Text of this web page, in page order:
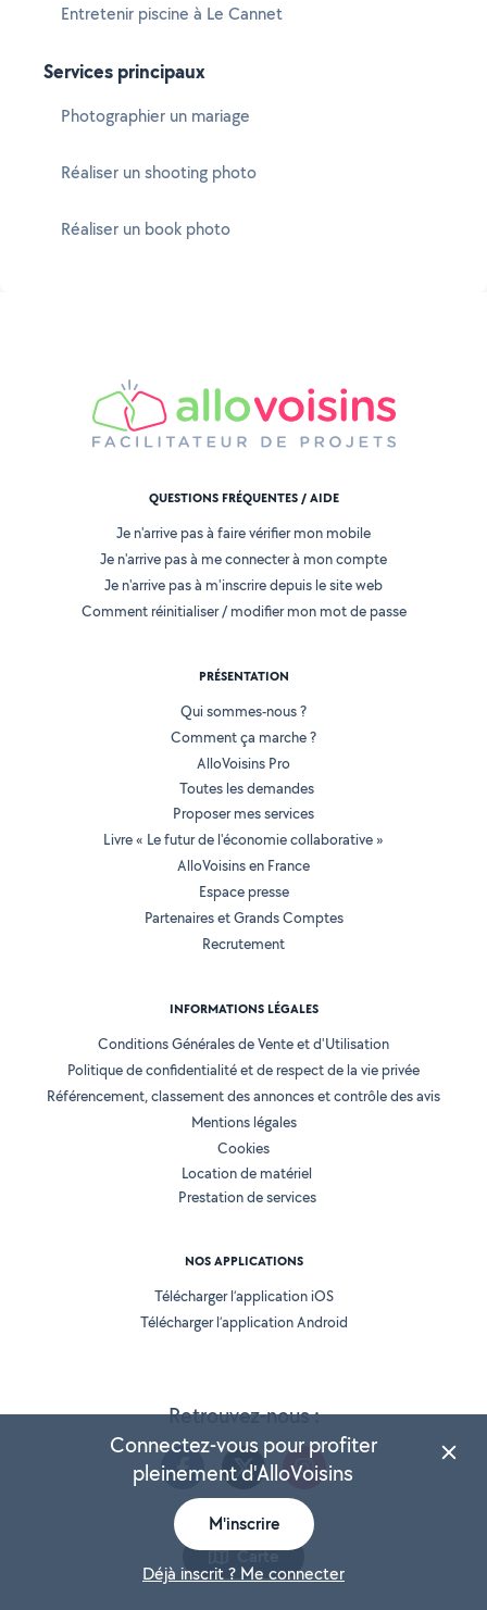
Entretenir piscine à Le Cannet
Services principaux
Photographier un mariage
Réaliser un shooting photo
Réaliser un book photo
Carte
Retrouvez-nous :
QUESTIONS FRÉQUENTES / AIDE
Je n'arrive pas à faire vérifier mon mobile
Je n'arrive pas à me connecter à mon compte
Je n'arrive pas à m'inscrire depuis le site web
Comment réinitialiser / modifier mon mot de passe
PRÉSENTATION
Qui sommes-nous ?
Comment ça marche ?
AlloVoisins Pro
Toutes les demandes
Proposer mes services
Livre « Le futur de l'économie collaborative »
AlloVoisins en France
Espace presse
Partenaires et Grands Comptes
Recrutement
INFORMATIONS LÉGALES
Conditions Générales de Vente et d'Utilisation
Politique de confidentialité et de respect de la vie privée
Référencement, classement des annonces et contrôle des avis
Mentions légales
Cookies
Location de matériel
Prestation de services
NOS APPLICATIONS
Télécharger l’application iOS
Télécharger l’application Android
Connectez-vous pour profiter
pleinement d'AlloVoisins
M'inscrire
Déjà inscrit ? Me connecter